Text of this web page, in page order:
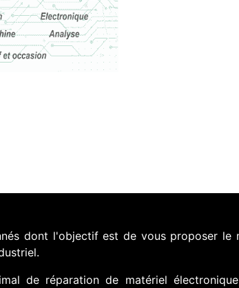
dont l'objectif est de vous proposer le
de réparation de matériel